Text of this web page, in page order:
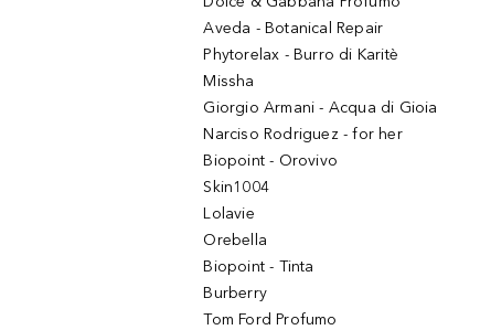
Aveda - Botanical Repair
Phytorelax - Burro di Karitè
Missha
Giorgio Armani - Acqua di Gioia
Narciso Rodriguez - for her
Biopoint - Orovivo
Skin1004
Lolavie
Orebella
Biopoint - Tinta
Burberry
Tom Ford Profumo